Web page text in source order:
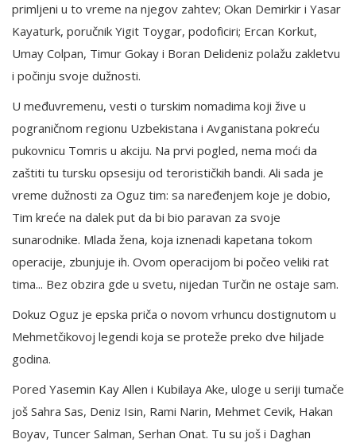
primljeni u to vreme na njegov zahtev; Okan Demirkir i Yasar
Kayaturk, poručnik Yigit Toygar, podoficiri; Ercan Korkut,
Umay Colpan, Timur Gokay i Boran Delideniz polažu zakletvu
i počinju svoje dužnosti.
U međuvremenu, vesti o turskim nomadima koji žive u
pograničnom regionu Uzbekistana i Avganistana pokreću
pukovnicu Tomris u akciju. Na prvi pogled, nema moći da
zaštiti tu tursku opsesiju od terorističkih bandi. Ali sada je
vreme dužnosti za Oguz tim: sa naređenjem koje je dobio,
Tim kreće na dalek put da bi bio paravan za svoje
sunarodnike. Mlada žena, koja iznenadi kapetana tokom
operacije, zbunjuje ih. Ovom operacijom bi počeo veliki rat
tima... Bez obzira gde u svetu, nijedan Turčin ne ostaje sam.
Dokuz Oguz je epska priča o novom vrhuncu dostignutom u
Mehmetčikovoj legendi koja se proteže preko dve hiljade
godina.
Pored Yasemin Kay Allen i Kubilaya Ake, uloge u seriji tumače
još Sahra Sas, Deniz Isin, Rami Narin, Mehmet Cevik, Hakan
Boyav, Tuncer Salman, Serhan Onat. Tu su još i Daghan